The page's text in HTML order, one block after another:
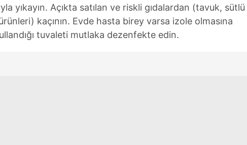
yıkayın. Açıkta satılan ve riskli gıdalardan (tavuk, sütlü
kaçının. Evde hasta birey varsa izole olmasına
tuvaleti mutlaka dezenfekte edin.